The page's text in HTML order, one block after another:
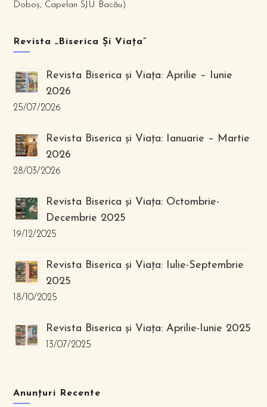
Doboș, Capelan SJU Bacău)
Revista „Biserica Și Viața”
Revista Biserica și Viața: Aprilie – Iunie
2026
25/07/2026
Revista Biserica și Viața: Ianuarie – Martie
2026
28/03/2026
Revista Biserica și Viața: Octombrie-
Decembrie 2025
19/12/2025
Revista Biserica și Viața: Iulie-Septembrie
2025
18/10/2025
Revista Biserica și Viața: Aprilie-Iunie 2025
13/07/2025
Anunțuri Recente